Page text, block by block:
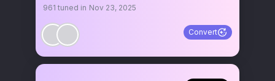
961 tuned in Nov 23, 2025
Convert